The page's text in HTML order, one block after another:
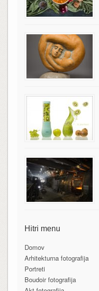
Hitri menu
Domov
Arhitekturna fotografija
Portreti
Boudoir fotografija